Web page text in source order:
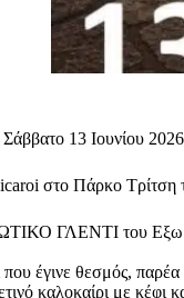
13 Ιουνίου 2026
στο Πάρκο Τρίτση
ΓΛΕΝΤΙ του
έγινε θεσμός,
καλοκαίρι με κέφι